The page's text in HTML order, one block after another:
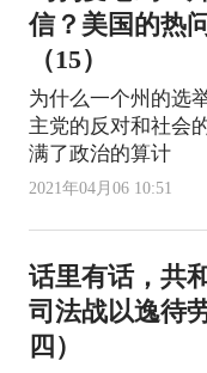
信？美国的热
（15）
为什么一个州的选
主党的反对和社会
满了政治的算计
2021年04月06 10:51
话里有话，共
司法战以逸待
四）